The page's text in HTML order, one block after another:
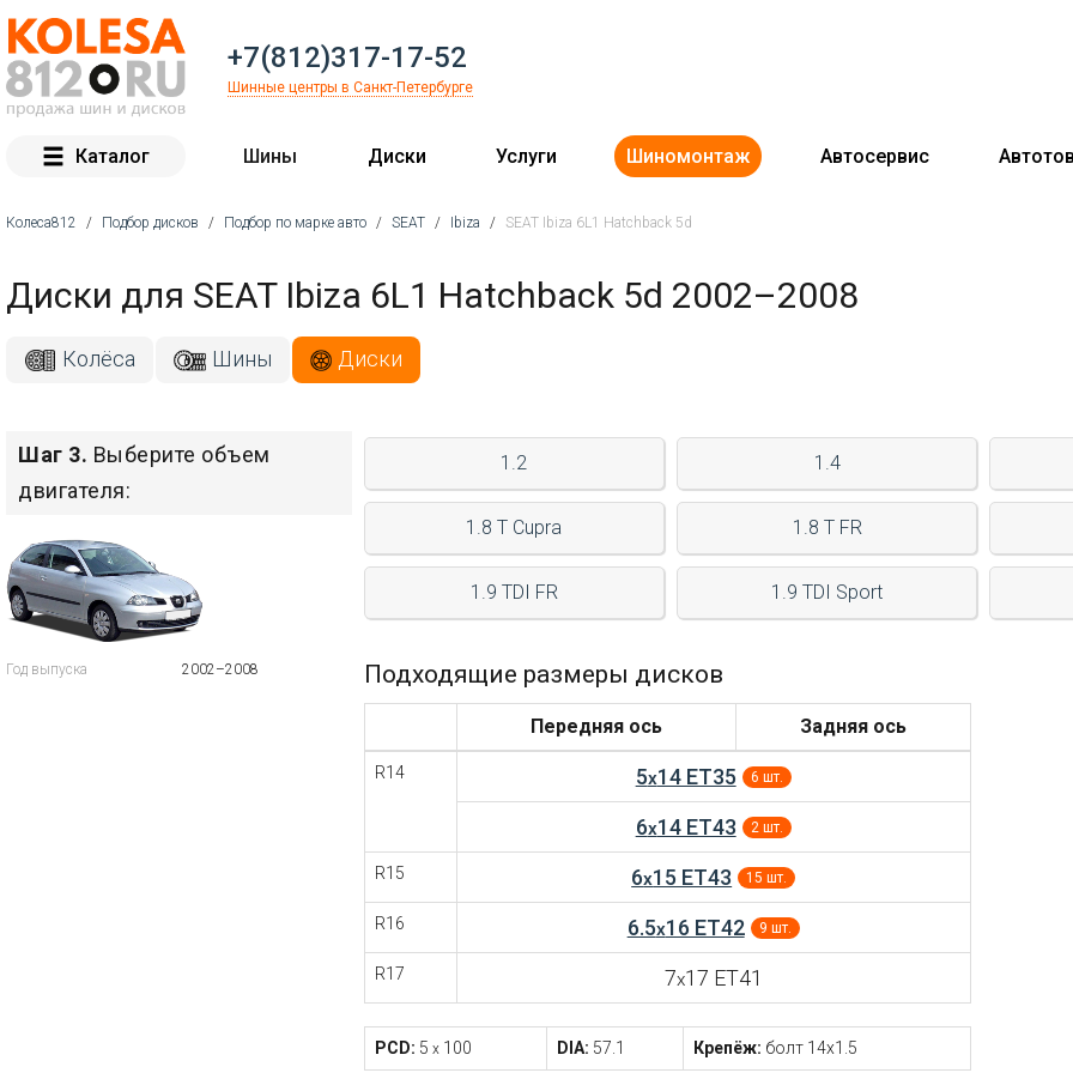
+7(812)317-17-52
Шинные центры в Санкт-Петербурге
Каталог Шины Диски Услуги Шиномонтаж Автосервис
Колеса812 / Подбор дисков / Подбор по марке авто / SEAT / Ibiza / SEAT Ibiza 6L1 Hatchback 5d
Диски для SEAT Ibiza 6L1 Hatchback 5d 2002–2008
Колёса Шины Диски
Шаг 3. Выберите объем
двигателя:
Год выпуска 2002–2008
1.2 1.4
1.8 T Cupra 1.8 T FR
1.9 TDI FR 1.9 TDI Sport
Подходящие размеры дисков
Передняя ось Задняя ось
R14 5x14 ET35 6 шт.
6x14 ET43 2 шт.
R15 6x15 ET43 15 шт.
R16 6.5x16 ET42 9 шт.
R17 7x17 ET41
PCD: 5 x100 DIA: 57.1 Крепёж: болт 14x1.5